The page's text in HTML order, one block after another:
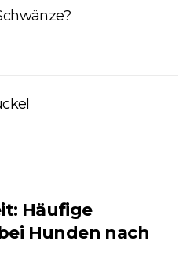
Häufige
Hunden nach